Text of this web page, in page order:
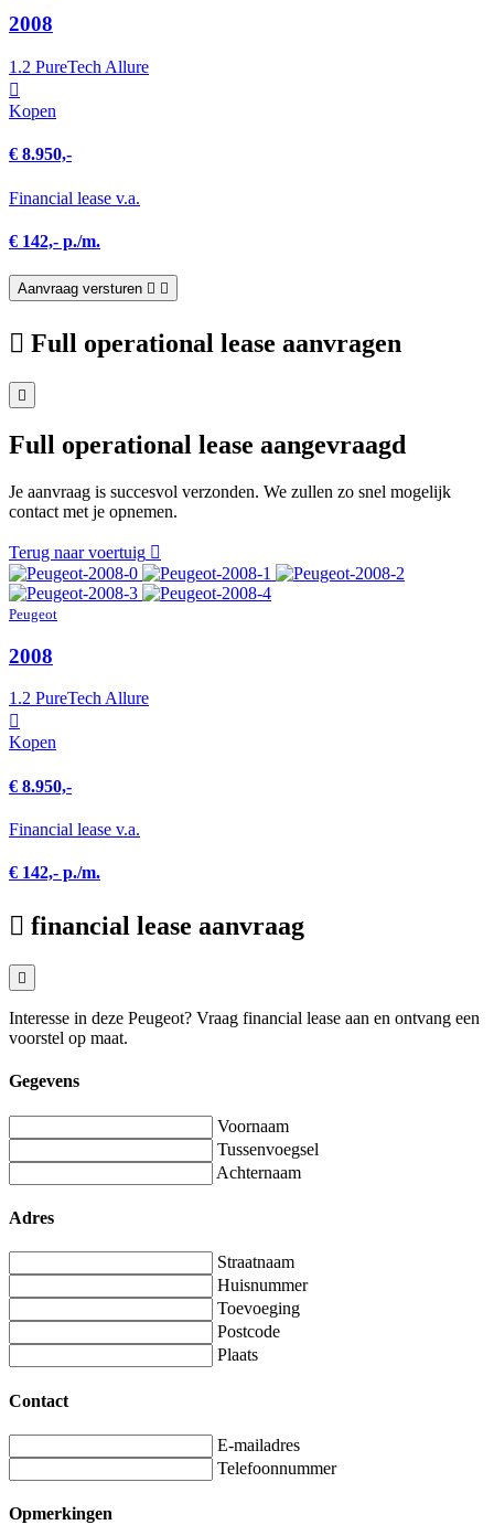
2008
1.2 PureTech Allure
Kopen
€ 8.950,-
Financial lease v.a.
€ 142,- p./m.
Aanvraag versturen
Full operational lease aanvragen
Full operational lease aangevraagd
Je aanvraag is succesvol verzonden. We zullen zo snel mogelijk
contact met je opnemen.
Terug naar voertuig
Peugeot
2008
1.2 PureTech Allure
Kopen
€ 8.950,-
Financial lease v.a.
€ 142,- p./m.
financial lease aanvraag
Interesse in deze Peugeot? Vraag financial lease aan en ontvang een
voorstel op maat.
Gegevens
Voornaam
Tussenvoegsel
Achternaam
Adres
Straatnaam
Huisnummer
Toevoeging
Postcode
Plaats
Contact
E-mailadres
Telefoonnummer
Opmerkingen